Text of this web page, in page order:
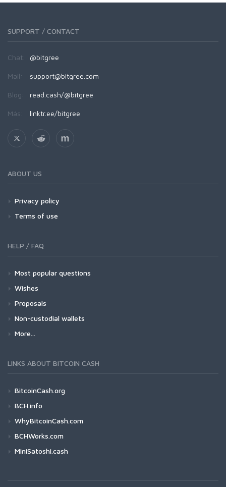
SUPPORT / CONTACT
Chat: @bitgree
Mail: support@bitgree.com
Blog: read.cash/@bitgree
Más: linktr.ee/bitgree
ABOUT US
Privacy policy
Terms of use
HELP / FAQ
Most popular questions
Wishes
Proposals
Non-custodial wallets
More...
LINKS ABOUT BITCOIN CASH
BitcoinCash.org
BCH.info
WhyBitcoinCash.com
BCHWorks.com
MiniSatoshi.cash